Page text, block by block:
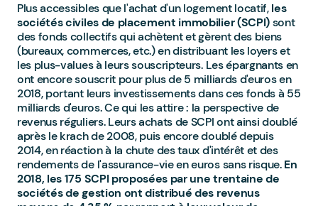
Plus accessibles que l'achat d'un logement locatif,les
sociétés civiles de placement immobilier (SCPI)sont
des fonds collectifs qui achètent et gèrent des biens
(bureaux, commerces, etc.) en distribuant les loyers et
les plus-values à leurs souscripteurs. Les épargnants en
ont encore souscrit pour plus de 5 milliards d'euros en
2018, portant leurs investissements dans ces fonds à 55
milliards d'euros. Ce qui les attire : la perspective de
revenus réguliers. Leurs achats de SCPI ont ainsi doublé
après le krach de 2008, puis encore doublé depuis
2014, en réaction à la chute des taux d'intérêt et des
rendements de l'assurance-vie en euros sans risque.En
2018, les 175 SCPI proposées par une trentaine de
sociétés de gestion ont distribué des revenus